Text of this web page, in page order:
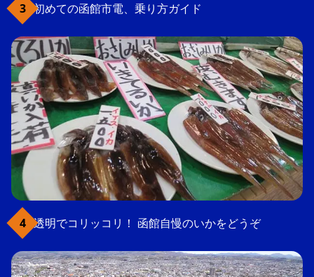
初めての函館市電、乗り方ガイド
透明でコリッコリ！ 函館自慢のいかをどうぞ